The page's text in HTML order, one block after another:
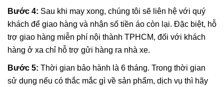
Bước 4: Sau khi may xong, chúng tôi sẽ liên hệ với quý
khách để giao hàng và nhận số tiền áo còn lại. Đặc biệt, hỗ
trợ giao hàng miễn phí nội thành TPHCM, đối với khách
hàng ở xa chỉ hỗ trợ gửi hàng ra nhà xe.
Bước 5: Thời gian bảo hành là 6 tháng. Trong thời gian
sử dụng nếu có thắc mắc gì về sản phẩm, dịch vụ thì hãy